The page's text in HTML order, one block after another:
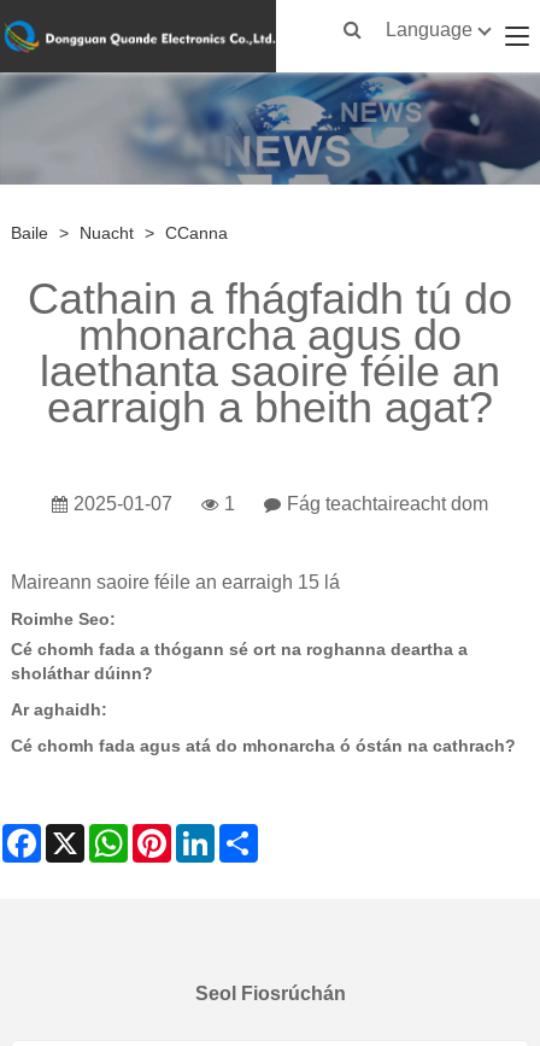
Language
Baile > Nuacht > CCanna
Cathain a fhágfaidh tú do
mhonarcha agus do
laethanta saoire féile an
earraigh a bheith agat?
2025-01-07 1 Fág teachtaireacht dom
Maireann saoire féile an earraigh 15 lá
Roimhe Seo:
Cé chomh fada a thógann sé ort na roghanna deartha a
sholáthar dúinn?
Ar aghaidh:
Cé chomh fada agus atá do mhonarcha ó óstán na cathrach?
Facebook
X WhatsAppPinterestLinkedIn
Seol Fiosrúchán